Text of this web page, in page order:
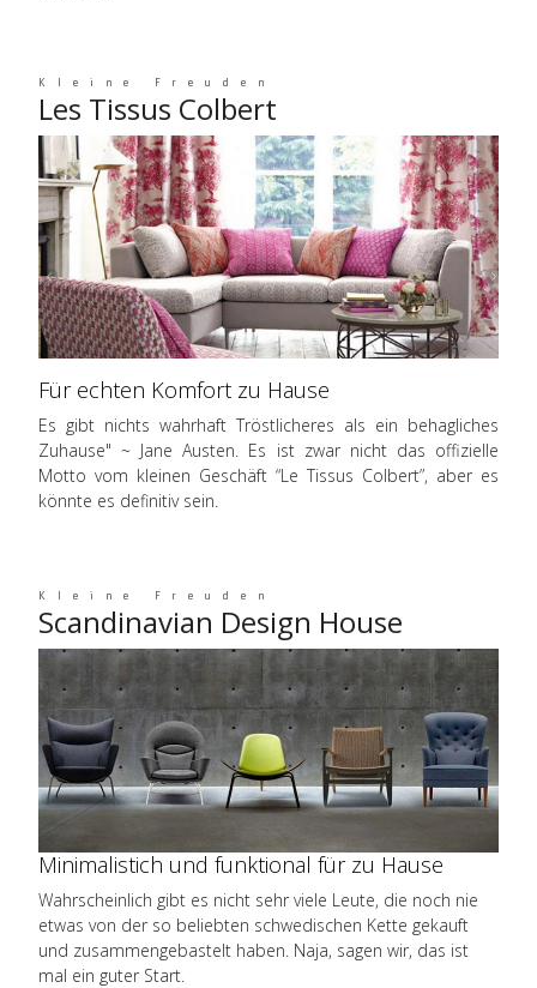
Kleine Freuden
Les Tissus Colbert
Für echten Komfort zu Hause
Es gibt nichts wahrhaft Tröstlicheres als ein behagliches
Zuhause" ~ Jane Austen. Es ist zwar nicht das offizielle
Motto vom kleinen Geschäft “Le Tissus Colbert”, aber es
könnte es definitiv sein.
Kleine Freuden
Scandinavian Design House
Minimalistich und funktional für zu Hause
Wahrscheinlich gibt es nicht sehr viele Leute, die noch nie
etwas von der so beliebten schwedischen Kette gekauft
und zusammengebastelt haben. Naja, sagen wir, das ist
mal ein guter Start.